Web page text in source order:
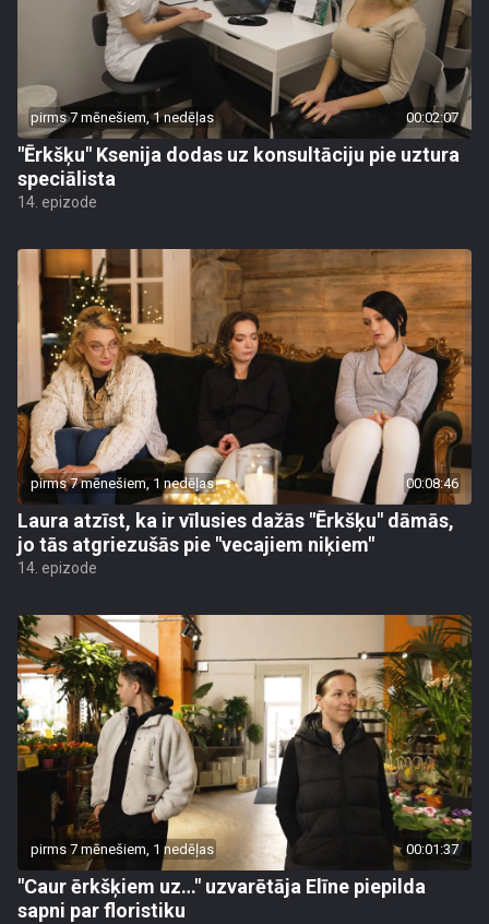
pirms 7 mēnešiem, 1 nedēļas 00:02:07
"Ērkšķu" Ksenija dodas uz konsultāciju pie uztura
speciālista
14. epizode
pirms 7 mēnešiem, 1 nedēļas 00:08:46
Laura atzīst, ka ir vīlusies dažās "Ērkšķu" dāmās,
jo tās atgriezušās pie "vecajiem niķiem"
14. epizode
pirms 7 mēnešiem, 1 nedēļas 00:01:37
"Caur ērkšķiem uz…" uzvarētāja Elīne piepilda
sapni par floristiku